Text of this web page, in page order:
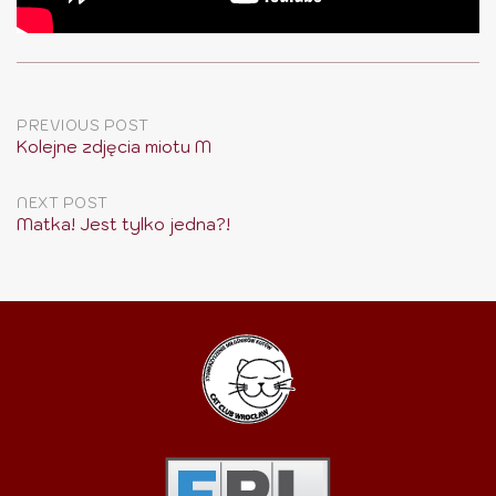
Post
PREVIOUS POST
Kolejne zdjęcia miotu M
NEXT POST
Matka! Jest tylko jedna?!